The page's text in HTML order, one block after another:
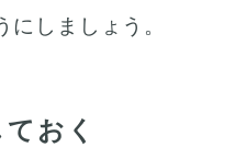
にしましょう。
おく